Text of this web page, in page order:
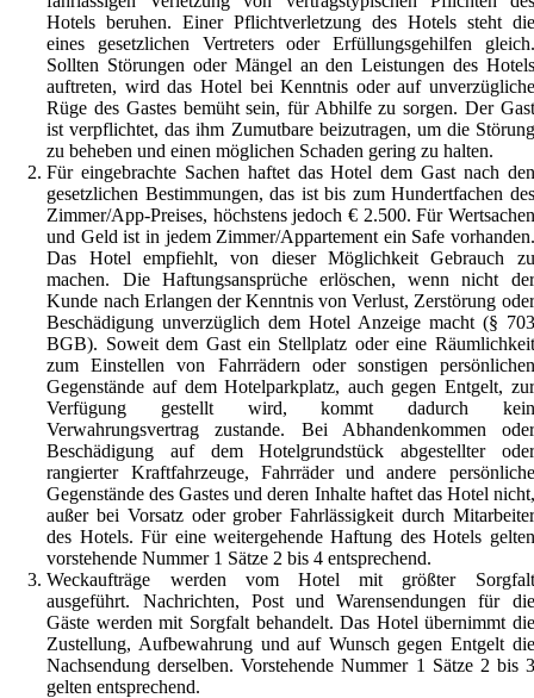
Hotels beruhen. Einer Pflichtverletzung des Hotels steht die
eines gesetzlichen Vertreters oder Erfüllungsgehilfen gleich.
Sollten Störungen oder Mängel an den Leistungen des Hotels
auftreten, wird das Hotel bei Kenntnis oder auf unverzügliche
Rüge des Gastes bemüht sein, für Abhilfe zu sorgen. Der Gast
ist verpflichtet, das ihm Zumutbare beizutragen, um die Störung
zu beheben und einen möglichen Schaden gering zu halten.
Für eingebrachte Sachen haftet das Hotel dem Gast nach den
gesetzlichen Bestimmungen, das ist bis zum Hundertfachen des
Zimmer/App-Preises, höchstens jedoch € 2.500. Für Wertsachen
und Geld ist in jedem Zimmer/Appartement ein Safe vorhanden.
Das Hotel empfiehlt, von dieser Möglichkeit Gebrauch zu
machen. Die Haftungsansprüche erlöschen, wenn nicht der
Kunde nach Erlangen der Kenntnis von Verlust, Zerstörung oder
Beschädigung unverzüglich dem Hotel Anzeige macht (§ 703
BGB). Soweit dem Gast ein Stellplatz oder eine Räumlichkeit
zum Einstellen von Fahrrädern oder sonstigen persönlichen
Gegenstände auf dem Hotelparkplatz, auch gegen Entgelt, zur
Verfügung gestellt wird, kommt dadurch kein
Verwahrungsvertrag zustande. Bei Abhandenkommen oder
Beschädigung auf dem Hotelgrundstück abgestellter oder
rangierter Kraftfahrzeuge, Fahrräder und andere persönliche
Gegenstände des Gastes und deren Inhalte haftet das Hotel nicht,
außer bei Vorsatz oder grober Fahrlässigkeit durch Mitarbeiter
des Hotels. Für eine weitergehende Haftung des Hotels gelten
vorstehende Nummer 1 Sätze 2 bis 4 entsprechend.
Weckaufträge werden vom Hotel mit größter Sorgfalt
ausgeführt. Nachrichten, Post und Warensendungen für die
Gäste werden mit Sorgfalt behandelt. Das Hotel übernimmt die
Zustellung, Aufbewahrung und auf Wunsch gegen Entgelt die
Nachsendung derselben. Vorstehende Nummer 1 Sätze 2 bis 3
gelten entsprechend.